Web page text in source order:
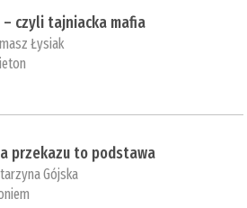
– czyli tajniacka mafia
Łysiak
przekazu to podstawa
Gójska